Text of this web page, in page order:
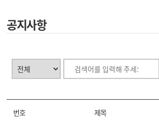
공지사항
번호 제목